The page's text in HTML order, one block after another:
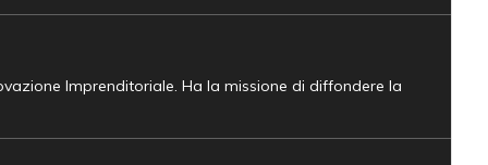
Imprenditoriale. Ha la missione di diffondere la